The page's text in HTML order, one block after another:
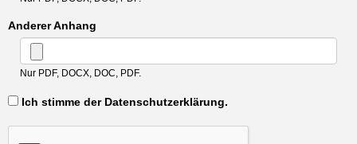
Anderer Anhang
Nur PDF, DOCX, DOC, PDF.
‏‏‎ ‎Ich stimme der Datenschutzerklärung.